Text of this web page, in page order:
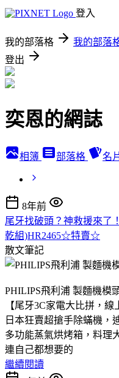
登入
我的部落格 我的部落
登出
奕恩的網誌
相簿 部落格 名
8年前
尾牙找破頭？神救援來了
乾組)HR2465☆特賣☆
散文筆記
PHILIPS飛利浦 製麵機模
【尾牙3C家電大比拼，線
日本狂賣超搶手除蟎機，
多功能蒸氣烘烤箱，料理
連自己都想要的
繼續閱讀